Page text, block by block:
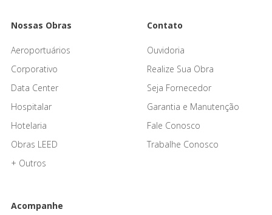
Nossas Obras
Aeroportuários
Corporativo
Data Center
Hospitalar
Hotelaria
Obras LEED
+ Outros
Contato
Ouvidoria
Realize Sua Obra
Seja Fornecedor
Garantia e Manutenção
Fale Conosco
Trabalhe Conosco
Acompanhe